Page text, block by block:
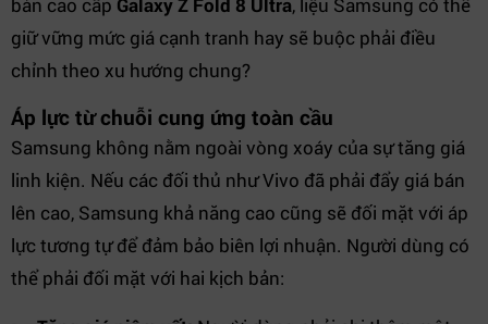
giữ vững mức giá cạnh tranh hay sẽ buộc phải điều
chỉnh theo xu hướng chung?
Áp lực từ chuỗi cung ứng toàn cầu
Samsung không nằm ngoài vòng xoáy của sự tăng giá
linh kiện. Nếu các đối thủ như Vivo đã phải đẩy giá bán
lên cao, Samsung khả năng cao cũng sẽ đối mặt với áp
lực tương tự để đảm bảo biên lợi nhuận. Người dùng có
thể phải đối mặt với hai kịch bản: